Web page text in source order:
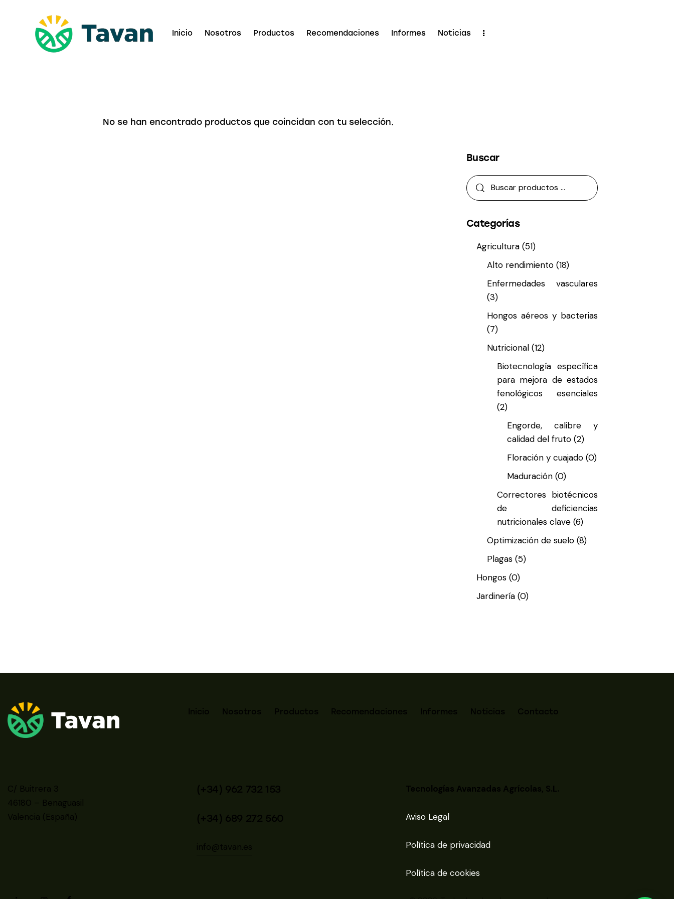
Inicio Nosotros Productos Recomendaciones Informes Noticias
No se han encontrado productos que coincidan con tu selección.
Buscar
Categorías
Agricultura (51)
Alto rendimiento (18)
Enfermedades vasculares
(3)
Hongos aéreos y bacterias
(7)
Nutricional (12)
Biotecnología específica
para mejora de estados
fenológicos esenciales
(2)
Engorde, calibre y
calidad del fruto (2)
Floración y cuajado (0)
Maduración (0)
Correctores biotécnicos
de deficiencias
nutricionales clave (6)
Optimización de suelo (8)
Plagas (5)
Hongos (0)
Jardinería (0)
Inicio Nosotros Productos Recomendaciones Informes Noticias Contacto
C/ Buitrera 3
46180 – Benaguasil
Valencia (España)
(+34) 962 732 153
(+34) 689 272 560
info@tavan.es
Tecnologías Avanzadas Agrícolas, S.L.
Aviso Legal
Política de privacidad
Política de cookies